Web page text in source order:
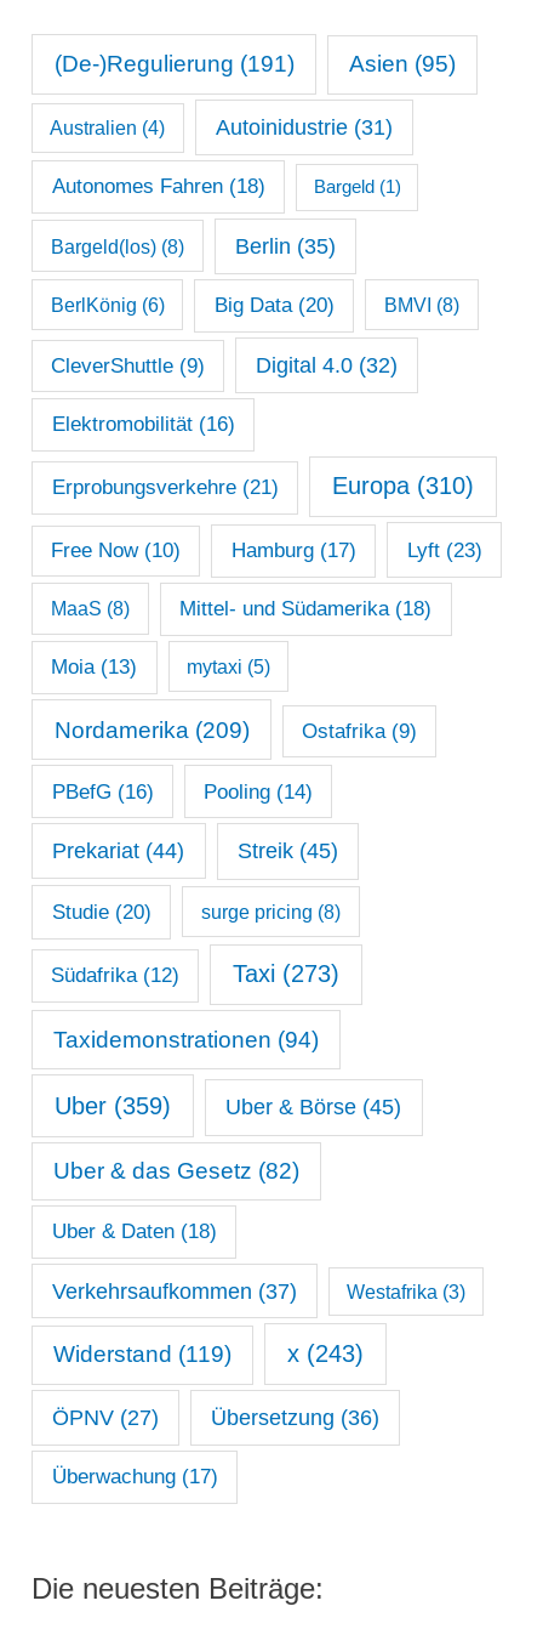
n
a
h
(De-)Regulierung (191) Asien (95)
Australien (4) Autoinidustrie(31)
Autonomes Fahren(18) Bargeld(1)
Bargeld(los)(8) Berlin (35)
BerlKönig (6) Big Data(20) BMVI (8)
CleverShuttle (9) Digital 4.0(32)
Elektromobilität(16)
Erprobungsverkehre(21) Europa(310)
Free Now(10) Hamburg(17) Lyft(23)
MaaS (8) Mittel- und Südamerika(18)
Moia(13) mytaxi (5)
Nordamerika (209) Ostafrika (9)
PBefG (16) Pooling (14)
Prekariat (44) Streik(45)
Studie(20) surge pricing (8)
Südafrika(12) Taxi (273)
Taxidemonstrationen (94)
Uber (359) Uber & Börse (45)
Uber & das Gesetz (82)
Uber & Daten(18)
Verkehrsaufkommen (37) Westafrika (3)
Widerstand (119) x(243)
ÖPNV(27) Übersetzung (36)
Überwachung(17)
Die neuesten Beiträge: